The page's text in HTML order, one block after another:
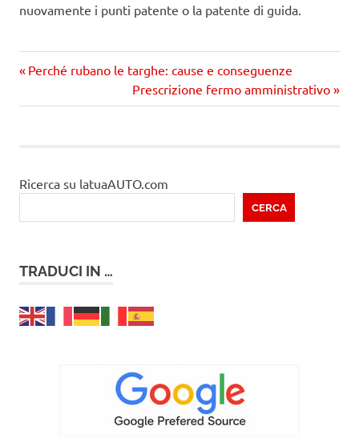
nuovamente i punti patente o la patente di guida.
Navigazione
articoli
Precedente
Perché rubano le targhe: cause e conseguenze
Prossimo
articolo
Prescrizione fermo amministrativo
Ricerca su latuaAUTO.com
CERCA
TRADUCI IN …